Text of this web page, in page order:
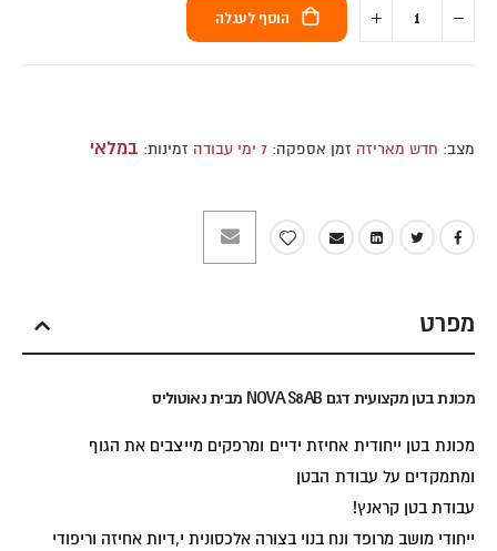
הוסף לעגלה
מצב: חדש מאריזה זמן אספקה: 7 ימי עבודה זמינות: במלאי
מפרט
מכונת בטן מקצועית דגם NOVA S8AB מבית נאוטוליס
מכונת בטן ייחודית אחיזת ידיים ומרפקים מייצבים את הגוף
ומתמקדים על עבודת הבטן
עבודת בטן קראנץ!
ייחודי מושב מרופד ונח בנוי בצורה אלכסונית י,דיות אחיזה וריפודי